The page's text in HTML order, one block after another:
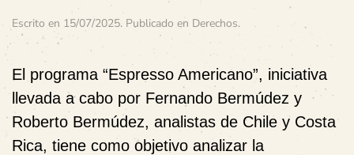
Escrito en 15/07/2025. Publicado en Derechos.
El programa “Espresso Americano”, iniciativa
llevada a cabo por Fernando Bermúdez y
Roberto Bermúdez, analistas de Chile y Costa
Rica, tiene como objetivo analizar la